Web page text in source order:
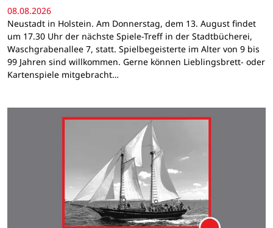
08.08.2026
Neustadt in Holstein. Am Donnerstag, dem 13. August findet
um 17.30 Uhr der nächste Spiele-Treff in der Stadtbücherei,
Waschgrabenallee 7, statt. Spielbegeisterte im Alter von 9 bis
99 Jahren sind willkommen. Gerne können Lieblingsbrett- oder
Kartenspiele mitgebracht…